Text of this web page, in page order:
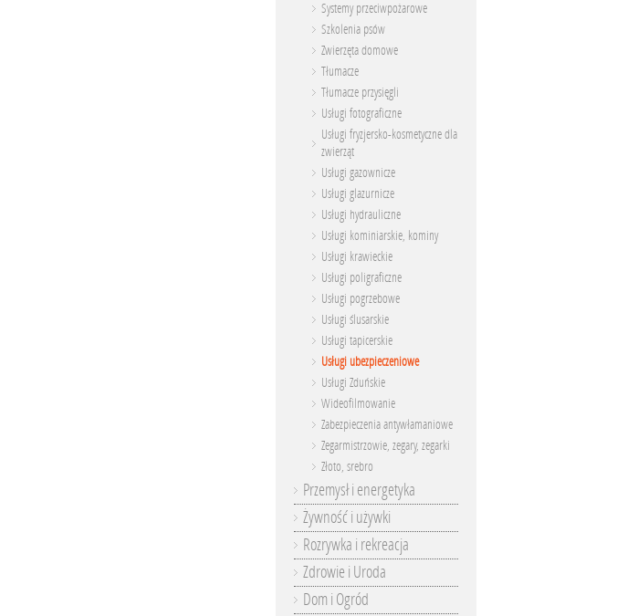
Systemy przeciwpożarowe
Szkolenia psów
Zwierzęta domowe
Tłumacze
Tłumacze przysięgli
Usługi fotograficzne
Usługi fryzjersko-kosmetyczne dla
zwierząt
Usługi gazownicze
Usługi glazurnicze
Usługi hydrauliczne
Usługi kominiarskie, kominy
Usługi krawieckie
Usługi poligraficzne
Usługi pogrzebowe
Usługi ślusarskie
Usługi tapicerskie
Usługi ubezpieczeniowe
Usługi Zduńskie
Wideofilmowanie
Zabezpieczenia antywłamaniowe
Zegarmistrzowie, zegary, zegarki
Złoto, srebro
Przemysł i energetyka
Żywność i używki
Rozrywka i rekreacja
Zdrowie i Uroda
Dom i Ogród